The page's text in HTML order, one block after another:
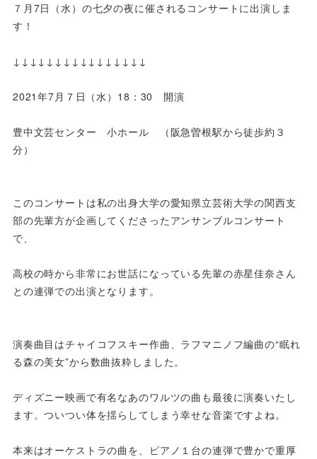
７月7日（水）の七夕の夜に催されるコンサートに出演しま
す！
↓↓↓↓↓↓↓↓↓↓↓↓↓↓↓↓
2021年7月７日（水）18：30 開演
豊中文芸センター 小ホール （阪急曽根駅から徒歩約３
分）
このコンサートは私の出身大学の愛知県立芸術大学の関西支
部の先輩方が企画してくださったアンサンブルコンサート
で、
高校の時から非常にお世話になっている先輩の赤星佳奈さん
との連弾での出演となります。
演奏曲目はチャイコフスキー作曲、ラフマニノフ編曲の“眠れ
る森の美女”から数曲抜粋しました。
ディズニー映画で有名なあのワルツの曲も最後に演奏いたし
ます。ついつい体を揺らしてしまう幸せな音楽ですよね。
本来はオーケストラの曲を、ピアノ１台の連弾で豊かで重厚